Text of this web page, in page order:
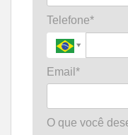
Telefone*
Email*
O que você